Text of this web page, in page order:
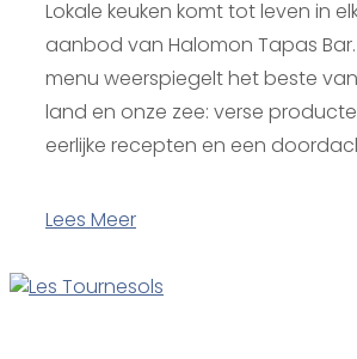
Lokale keuken komt tot leven in
aanbod van Halomon Tapas
menu weerspiegelt het beste
land en onze zee: verse
eerlijke recepten en een
Lees Meer